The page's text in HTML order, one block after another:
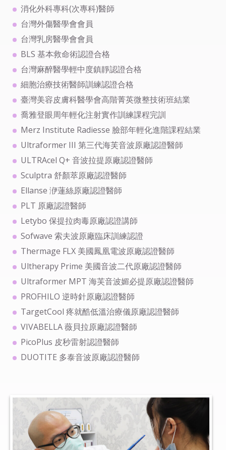
消化外科專科(次專科)醫師
台灣外傷醫學會會員
台灣乳房醫學會會員
BLS 基本救命術認證合格
台灣麻醉醫學輕中度鎮靜認證合格
細胞治療技術醫師訓練認證合格
臺灣美容皮膚科醫學會高階菁英微整技術班結業
喬雅登眼周年輕化注射實作訓練課程完訓
Merz Institute Radiesse 臉部年輕化進階課程結業
Ultraformer III 第三代海芙音波原廠認證醫師
ULTRAcel Q+ 音波拉提原廠認證醫師
Sculptra 舒顏萃原廠認證醫師
Ellanse 洢蓮絲原廠認證醫師
PLT 原廠認證醫師
Letybo 保提拉肉毒原廠認證講師
Sofwave 索夫波原廠臨床訓練認證
Thermage FLX 美國鳳凰電波原廠認證醫師
Ultherapy Prime 美國音波二代原廠認證醫師
Ultraformer MPT 海芙音波媚必提原廠認證醫師
PROFHILO 逆時針原廠認證醫師
TargetCool 疼就酷低溫治療儀原廠認證醫師
VIVABELLA 薇貝拉原廠認證醫師
PicoPlus 皮秒雷射認證醫師
DUOTITE 多泰音波原廠認證醫師